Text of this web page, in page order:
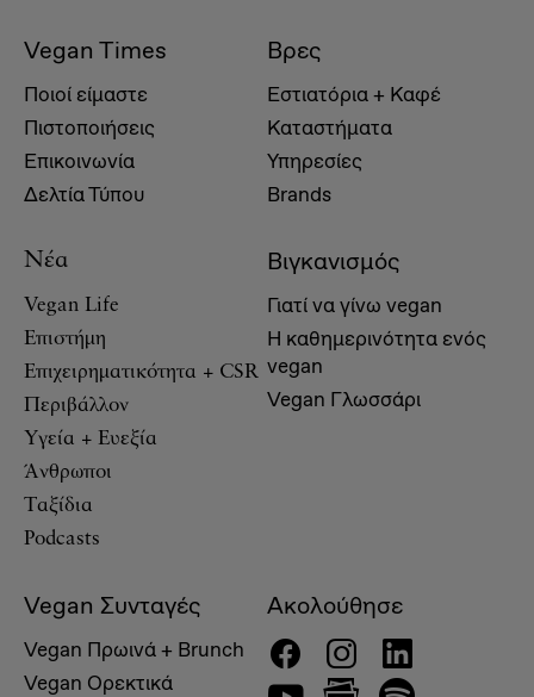
Vegan Times
Ποιοί είμαστε
Πιστοποιήσεις
Επικοινωνία
Δελτία Τύπου
Βρες
Εστιατόρια + Καφέ
Καταστήματα
Υπηρεσίες
Brands
Νέα
Vegan Life
Επιστήμη
Επιχειρηματικότητα + CSR
Περιβάλλον
Υγεία + Ευεξία
Άνθρωποι
Ταξίδια
Podcasts
Βιγκανισμός
Γιατί να γίνω vegan
Η καθημερινότητα ενός
vegan
Vegan Γλωσσάρι
Vegan Συνταγές
Vegan Πρωινά + Brunch
Vegan Ορεκτικά
Ακολούθησε